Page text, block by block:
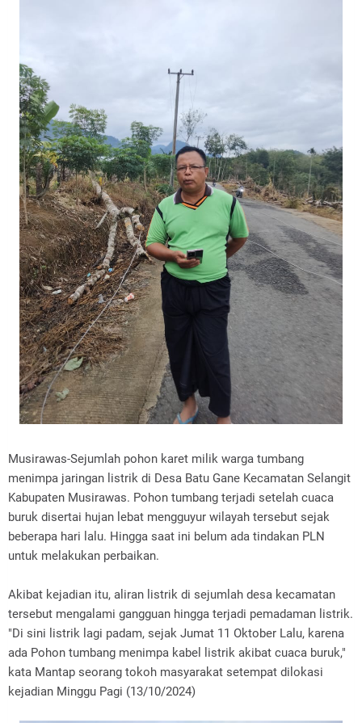
Musirawas-Sejumlah pohon karet milik warga tumbang
menimpa jaringan listrik di Desa Batu Gane Kecamatan Selangit
Kabupaten Musirawas. Pohon tumbang terjadi setelah cuaca
buruk disertai hujan lebat mengguyur wilayah tersebut sejak
beberapa hari lalu. Hingga saat ini belum ada tindakan PLN
untuk melakukan perbaikan.
Akibat kejadian itu, aliran listrik di sejumlah desa kecamatan
tersebut mengalami gangguan hingga terjadi pemadaman listrik.
"Di sini listrik lagi padam, sejak Jumat 11 Oktober Lalu, karena
ada Pohon tumbang menimpa kabel listrik akibat cuaca buruk,"
kata Mantap seorang tokoh masyarakat setempat dilokasi
kejadian Minggu Pagi (13/10/2024)